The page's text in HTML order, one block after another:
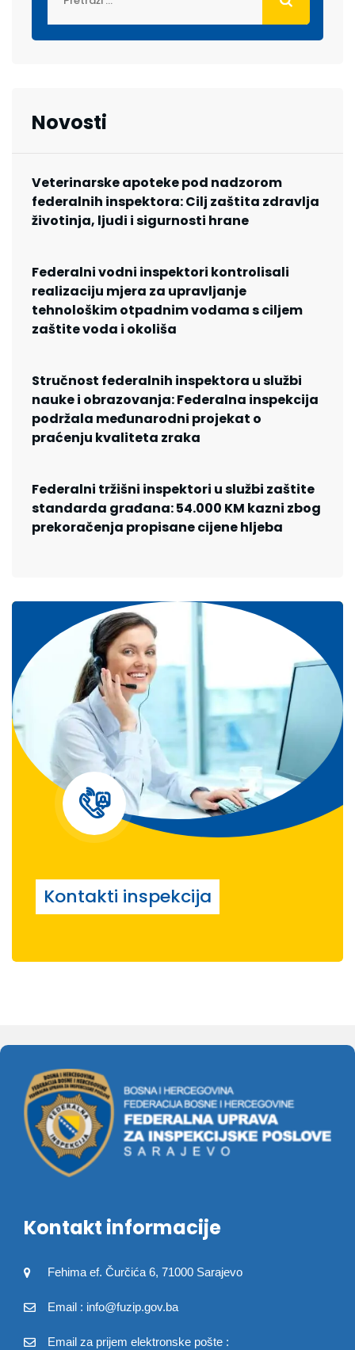
Novosti
Veterinarske apoteke pod nadzorom
federalnih inspektora: Cilj zaštita zdravlja
životinja, ljudi i sigurnosti hrane
Federalni vodni inspektori kontrolisali
realizaciju mjera za upravljanje
tehnološkim otpadnim vodama s ciljem
zaštite voda i okoliša
Stručnost federalnih inspektora u službi
nauke i obrazovanja: Federalna inspekcija
podržala međunarodni projekat o
praćenju kvaliteta zraka
Federalni tržišni inspektori u službi zaštite
standarda građana: 54.000 KM kazni zbog
prekoračenja propisane cijene hljeba
Kontakti inspekcija
Kontakt informacije
Fehima ef. Čurčića 6, 71000 Sarajevo
Email : info@fuzip.gov.ba
Email za prijem elektronske pošte :